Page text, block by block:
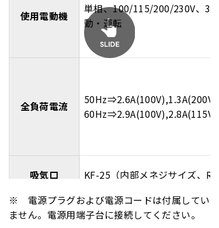
使用電動機
単相、100/115/200/230V、
動・運転
全負荷電流
吸気口 KF-25（内部メネジサイズ、
排気口
KF-16（内部メネジサイズ）
※ 電源プラグおよび電源コードは付属してい
ません。電源用端子台に接続してください。